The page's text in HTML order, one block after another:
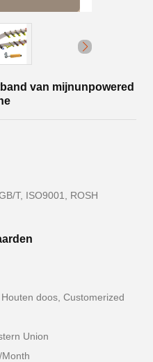
van mijnunpowered
T, ISO9001, ROSH
doos, Customerized
Union